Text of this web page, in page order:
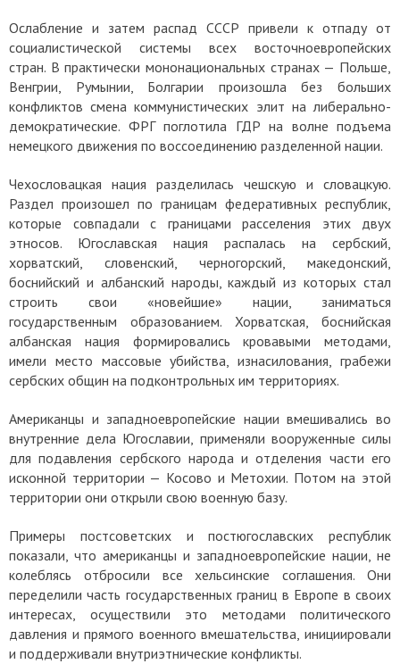
Ослабление и затем распад СССР привели к отпаду от
социалистической системы всех восточноевропейских
стран. В практически мононациональных странах — Польше,
Венгрии, Румынии, Болгарии произошла без больших
конфликтов смена коммунистических элит на либерально-
демократические. ФРГ поглотила ГДР на волне подъема
немецкого движения по воссоединению разделенной нации.
Чехословацкая нация разделилась чешскую и словацкую.
Раздел произошел по границам федеративных республик,
которые совпадали с границами расселения этих двух
этносов. Югославская нация распалась на сербский,
хорватский, словенский, черногорский, македонский,
боснийский и албанский народы, каждый из которых стал
строить свои «новейшие» нации, заниматься
государственным образованием. Хорватская, боснийская
албанская нация формировались кровавыми методами,
имели место массовые убийства, изнасилования, грабежи
сербских общин на подконтрольных им территориях.
Американцы и западноевропейские нации вмешивались во
внутренние дела Югославии, применяли вооруженные силы
для подавления сербского народа и отделения части его
исконной территории — Косово и Метохии. Потом на этой
территории они открыли свою военную базу.
Примеры постсоветских и постюгославских республик
показали, что американцы и западноевропейские нации, не
колеблясь отбросили все хельсинские соглашения. Они
переделили часть государственных границ в Европе в своих
интересах, осуществили это методами политического
давления и прямого военного вмешательства, инициировали
и поддерживали внутриэтнические конфликты.